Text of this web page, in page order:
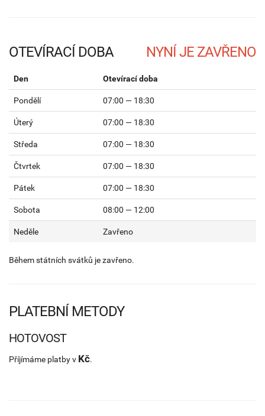
OTEVÍRACÍ DOBA
Den Otevírací doba
Pondělí 07:00 — 18:30
Úterý 07:00 — 18:30
Středa 07:00 — 18:30
Čtvrtek 07:00 — 18:30
Pátek 07:00 — 18:30
Sobota 08:00 — 12:00
Neděle Zavřeno
Během státních svátků je zavřeno.
PLATEBNÍ METODY
HOTOVOST
Příjímáme platby v Kč.